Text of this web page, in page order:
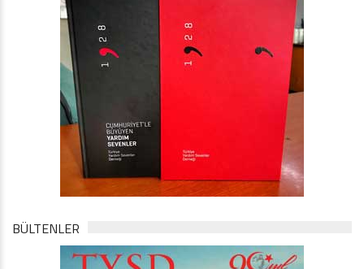
BÜLTENLER